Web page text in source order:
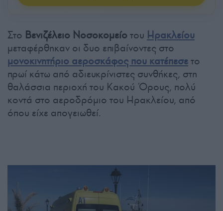
Στο Βενιζέλειο Νοσοκομείοτου Ηρακλείου
μεταφέρθηκαν οι δυο επιβαίνοντες στο
μονοκινητήριο αεροσκάφος που κατέπεσετο
πρωί κάτω από αδιευκρίνιστες συνθήκες, στη
θαλάσσια περιοχή του Κακού Όρους, πολύ
κοντά στο αεροδρόμιο του Ηρακλείου, από
όπου είχε απογειωθεί.